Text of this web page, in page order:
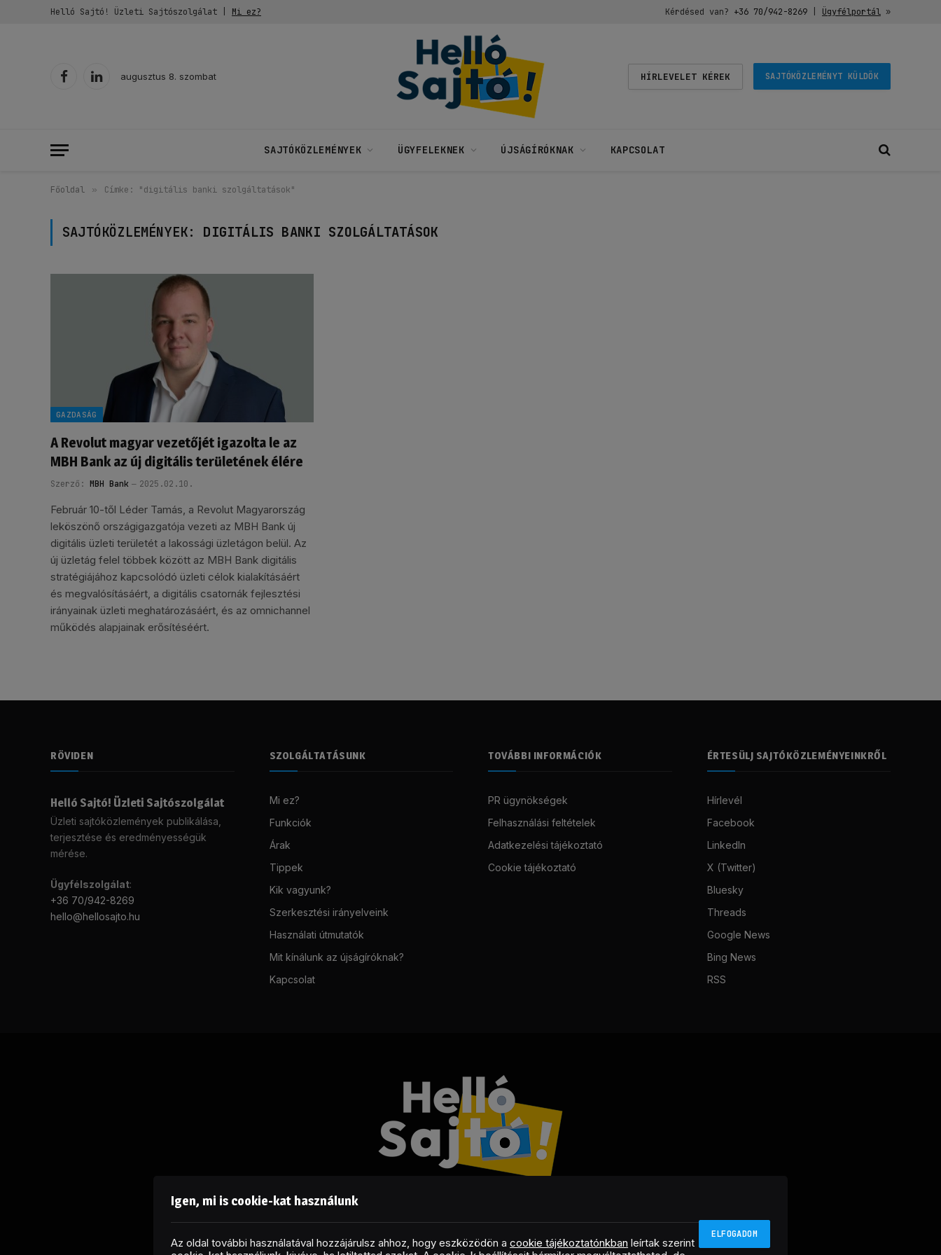
Helló Sajtó! Üzleti Sajtószolgálat | Mi ez? Kérdésed van? +36 70/942-8269| Ügyfélportál»
FacebookLinkedIn
augusztus 8. szombat HÍRLEVELET KÉREK SAJTÓKÖZLEMÉNYT KÜLDÖK
SAJTÓKÖZLEMÉNYEK ÜGYFELEKNEK ÚJSÁGÍRÓKNAK KAPCSOLAT
Főoldal » Címke: "digitális banki szolgáltatások"
SAJTÓKÖZLEMÉNYEK: DIGITÁLIS BANKI SZOLGÁLTATÁSOK
GAZDASÁG
A Revolut magyar vezetőjét igazolta le az
MBH Bank az új digitális területének élére
Szerző: MBH Bank 2025.02.10.
Február 10-től Léder Tamás, a Revolut Magyarország
leköszönő országigazgatója vezeti az MBH Bank új
digitális üzleti területét a lakossági üzletágon belül. Az
új üzletág felel többek között az MBH Bank digitális
stratégiájához kapcsolódó üzleti célok kialakításáért
és megvalósításáért, a digitális csatornák fejlesztési
irányainak üzleti meghatározásáért, és az omnichannel
működés alapjainak erősítéséért.
RÖVIDEN
Helló Sajtó! Üzleti Sajtószolgálat
Üzleti sajtóközlemények publikálása,
terjesztése és eredményességük
mérése.
Ügyfélszolgálat:
+36 70/942-8269
hello@hellosajto.hu
SZOLGÁLTATÁSUNK
Mi ez?
Funkciók
Árak
Tippek
Kik vagyunk?
Szerkesztési irányelveink
Használati útmutatók
Mit kínálunk az újságíróknak?
Kapcsolat
TOVÁBBI INFORMÁCIÓK
PR ügynökségek
Felhasználási feltételek
Adatkezelési tájékoztató
Cookie tájékoztató
ÉRTESÜLJ SAJTÓKÖZLEMÉNYEINKRŐL
Hírlevél
Facebook
LinkedIn
X (Twitter)
Bluesky
Threads
Google News
Bing News
RSS
FacebookLinkedInX
RSS
Igen, mi is cookie-kat használunk
Az oldal további használatával hozzájárulsz ahhoz, hogy eszközödön acookie tájékoztatónkban leírtak szerint
ELFOGADOM